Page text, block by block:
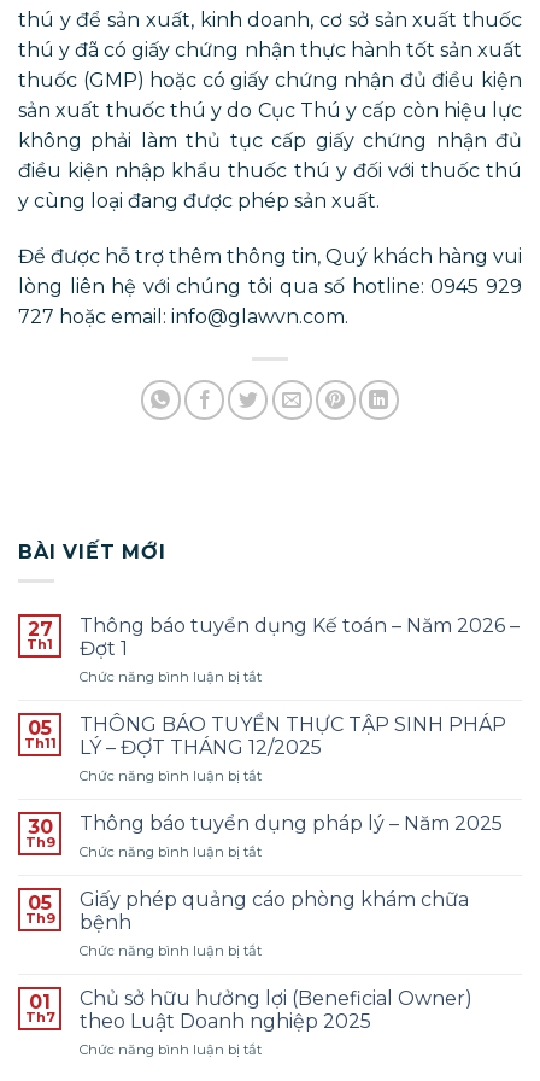
thú y để sản xuất, kinh doanh, cơ sở sản xuất thuốc
thú y đã có giấy chứng nhận thực hành tốt sản xuất
thuốc (GMP) hoặc có giấy chứng nhận đủ điều kiện
sản xuất thuốc thú y do Cục Thú y cấp còn hiệu lực
không phải làm thủ tục cấp giấy chứng nhận đủ
điều kiện nhập khẩu thuốc thú y đối với thuốc thú
y cùng loại đang được phép sản xuất.
Để được hỗ trợ thêm thông tin, Quý khách hàng vui
lòng liên hệ với chúng tôi qua số hotline: 0945 929
727 hoặc email: info@glawvn.com.
BÀI VIẾT MỚI
27
Th1
Thông báo tuyển dụng Kế toán – Năm 2026 –
Đợt 1
Chức năng bình luận bị tắtở
báo
tuyển
dụng
Kế
–
2026
Đợt
05
Th11
THÔNG BÁO TUYỂN THỰC TẬP SINH PHÁP
LÝ – ĐỢT THÁNG 12/2025
Chức năng bình luận bị tắtở
BÁO
TUYỂN
THỰC
SINH
–
THÁNG
12/2025
30
Th9
Thông báo tuyển dụng pháp lý – Năm 2025
Chức năng bình luận bị tắtở
báo
tuyển
pháp
–
Năm
2025
05
Th9
Giấy phép quảng cáo phòng khám chữa
bệnh
Chức năng bình luận bị tắtở
phép
quảng
cáo
phòng
01
Th7
Chủ sở hữu hưởng lợi (Beneficial Owner)
theo Luật Doanh nghiệp 2025
Chức năng bình luận bị tắtở